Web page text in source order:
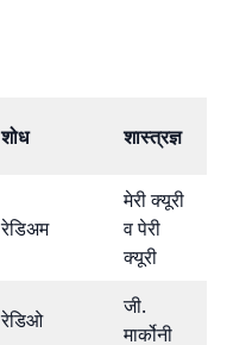
शोध शास्त्रज्ञ
रेडिअम
मेरी क्यूरी
व पेरी
क्यूरी
रेडिओ
जी.
मार्कोनी